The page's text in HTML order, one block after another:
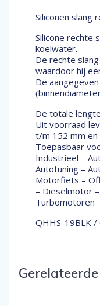
Siliconen slang
Silicone rechte
koelwater.
De rechte
waardoor hij
De
De totale
Uit voorraad
t/m 152 mm en
Toepasbaar
Industrieel –
Autotuning –
Motorfiets –
– Dieselmotor
Turbomotoren
QHHS-19BLK /